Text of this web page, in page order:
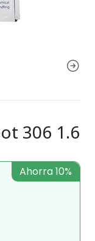
306 1.6
Ahorra 10%